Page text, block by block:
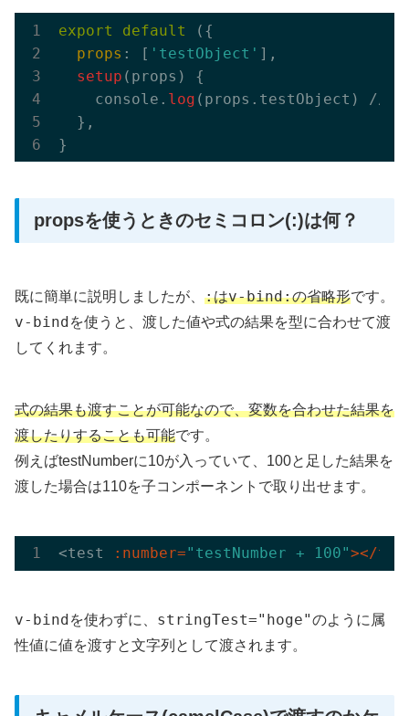
export default
({
props : [ 'testObject' ],
setup (props) {
    console.
log (props.testObject) // コ
  },
propsを使うときのセミコロン(:)は何？
既に簡単に説明しましたが、 :はv-bind:の省略形です。
v-bindを使うと、渡した値や式の結果を型に合わせて渡
してくれます。
式の結果も渡すことが可能なので、変数を合わせた結果を
渡したりすることも可能です。
例えばtestNumberに10が入っていて、100と足した結果を
渡した場合は110を子コンポーネントで取り出せます。
<test :number="testNumber + 100"></
v-bindを使わずに、 stringTest="hoge"のように属
性値に値を渡すと文字列として渡されます。